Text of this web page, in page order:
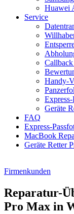
Huawei
Service
Handy-
Express-
Geräte
FAQ
Express-
MacBook
Geräte Retter
Firmenkunden
Reparatur-
Pro Max in